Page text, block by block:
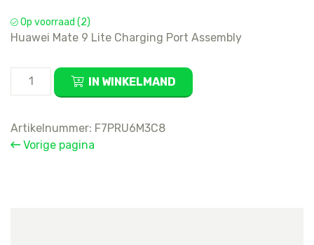
Op voorraad (2)
Huawei Mate 9 Lite Charging Port Assembly
Huawei
Mate
Lite
Charging
IN WINKELMAND
Artikelnummer: F7PRU6M3C8
Vorige pagina